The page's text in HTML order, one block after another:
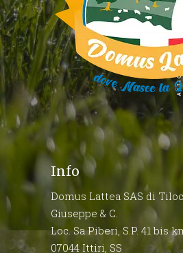
Info
Domus Lattea SAS di
Giuseppe & C.
Loc. Sa Piberi, S.P. 41 bis
07044 Ittiri, SS